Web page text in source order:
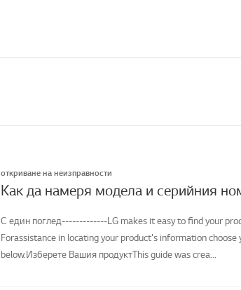
откриване на неизправности
Как да намеря модела и серийния
С един поглед-------------LG makes it easy to find your
Forassistance in locating your product's information
below.Изберете Вашия продуктThis guide was crea...